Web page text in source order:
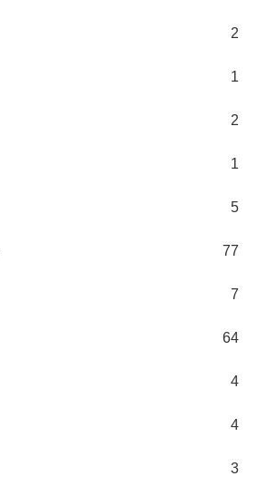
2
1
2
1
5
77
7
64
4
4
3